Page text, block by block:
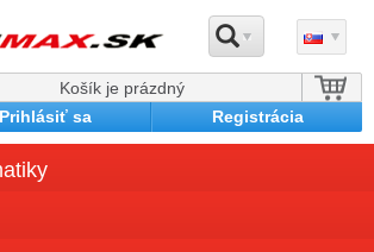
Košík je prázdný
Prihlásiť sa
Registrácia